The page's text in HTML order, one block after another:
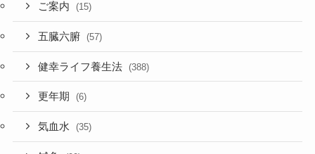
ご案内 (15)
五臓六腑 (57)
健幸ライフ養生法 (388)
更年期 (6)
気血水 (35)